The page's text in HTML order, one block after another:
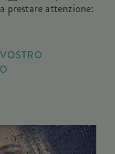
prestare attenzione: